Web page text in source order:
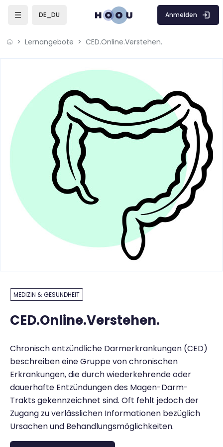
DE_DU Anmelden
Lernangebote CED.Online.Verstehen.
MEDIZIN & GESUNDHEIT
CED.Online.Verstehen.
Chronisch entzündliche Darmerkrankungen (CED)
beschreiben eine Gruppe von chronischen
Erkrankungen, die durch wiederkehrende oder
dauerhafte Entzündungen des Magen-Darm-
Trakts gekennzeichnet sind. Oft fehlt jedoch der
Zugang zu verlässlichen Informationen bezüglich
Ursachen und Behandlungsmöglichkeiten.